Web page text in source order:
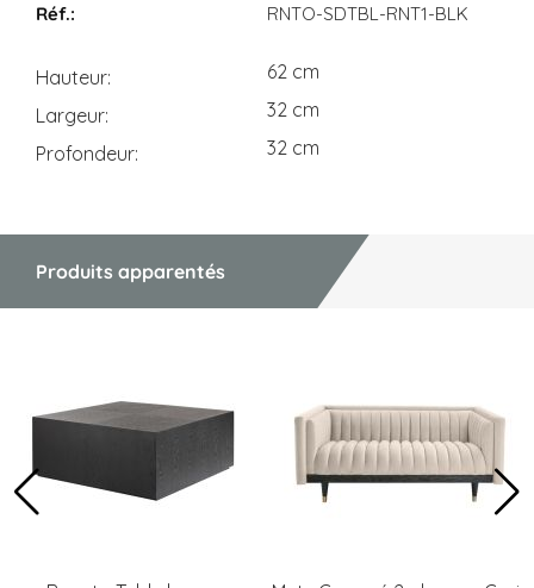
RNTO-SDTBL-RNT1-BLK
Hauteur
62 cm
Largeur
32 cm
Profondeur
32 cm
Produits apparentés